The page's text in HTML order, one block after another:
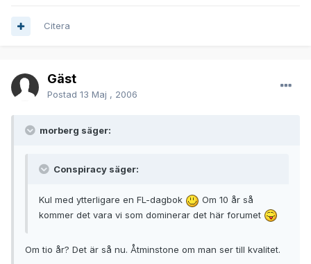
Citera
Gäst
Postad 13 Maj , 2006
morberg säger:
Conspiracy säger:
Kul med ytterligare en FL-dagbok
Om 10 år så
kommer det vara vi som dominerar det här forumet
Om tio år? Det är så nu. Åtminstone om man ser till kvalitet.